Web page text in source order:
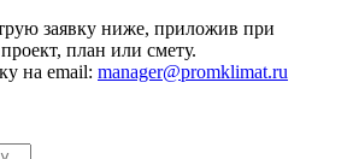
заявку ниже, приложив при
план или смету.
на email: manager@promklimat.ru